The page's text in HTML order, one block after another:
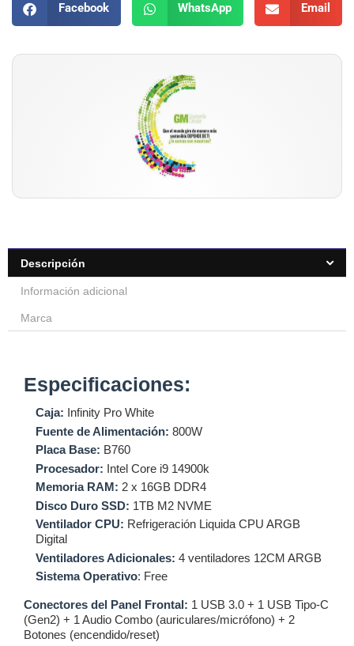
Facebook WhatsApp Email
Descripción
Información adicional
Marca
Especificaciones:
Caja: Infinity Pro White
Fuente de Alimentación: 800W
Placa Base: B760
Procesador: Intel Core i9 14900k
Memoria RAM: 2 x 16GB DDR4
Disco Duro SSD: 1TB M2 NVME
Ventilador CPU: Refrigeración Liquida CPU ARGB
Digital
Ventiladores Adicionales: 4 ventiladores 12CM ARGB
Sistema Operativo: Free
Conectores del Panel Frontal: 1 USB 3.0 + 1 USB Tipo-C
(Gen2) + 1 Audio Combo (auriculares/micrófono) + 2
Botones (encendido/reset)